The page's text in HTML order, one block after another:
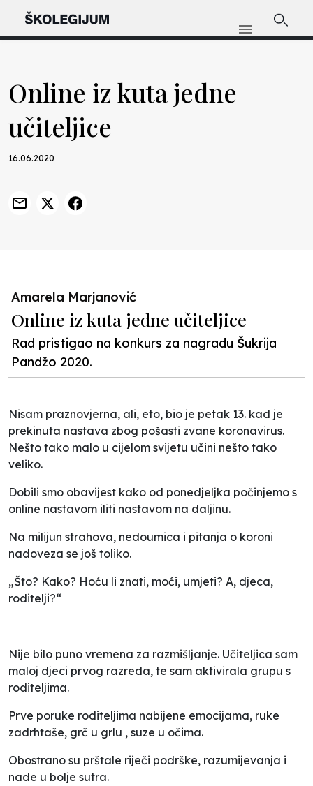
Online iz kuta jedne
učiteljice
16.06.2020
Amarela Marjanović
Online iz kuta jedne učiteljice
Rad pristigao na konkurs za nagradu Šukrija
Pandžo 2020.
Nisam praznovjerna, ali, eto, bio je petak 13. kad je
prekinuta nastava zbog pošasti zvane koronavirus.
Nešto tako malo u cijelom svijetu učini nešto tako
veliko.
Dobili smo obavijest kako od ponedjeljka počinjemo s
online nastavom iliti nastavom na daljinu.
Na milijun strahova, nedoumica i pitanja o koroni
nadoveza se još toliko.
„Što? Kako? Hoću li znati, moći, umjeti? A, djeca,
roditelji?“
Nije bilo puno vremena za razmišljanje. Učiteljica sam
maloj djeci prvog razreda, te sam aktivirala grupu s
roditeljima.
Prve poruke roditeljima nabijene emocijama, ruke
zadrhtaše, grč u grlu , suze u očima.
Obostrano su prštale riječi podrške, razumijevanja i
nade u bolje sutra.